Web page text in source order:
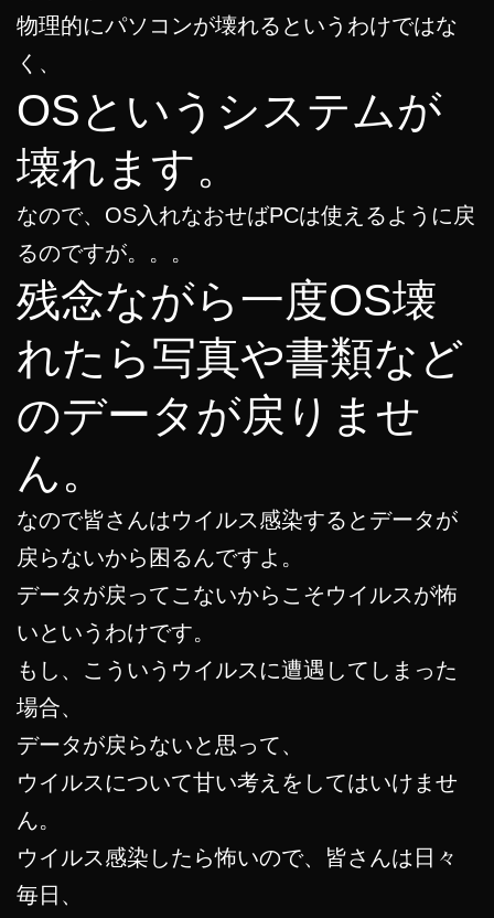
物理的にパソコンが壊れるというわけではな
く、
OSというシステムが
壊れます。
なので、OS入れなおせばPCは使えるように戻
るのですが。。。
残念ながら一度OS壊
れたら写真や書類など
のデータが戻りませ
ん。
なので皆さんはウイルス感染するとデータが
戻らないから困るんですよ。
データが戻ってこないからこそウイルスが怖
いというわけです。
もし、こういうウイルスに遭遇してしまった
場合、
データが戻らないと思って、
ウイルスについて甘い考えをしてはいけませ
ん。
ウイルス感染したら怖いので、皆さんは日々
毎日、